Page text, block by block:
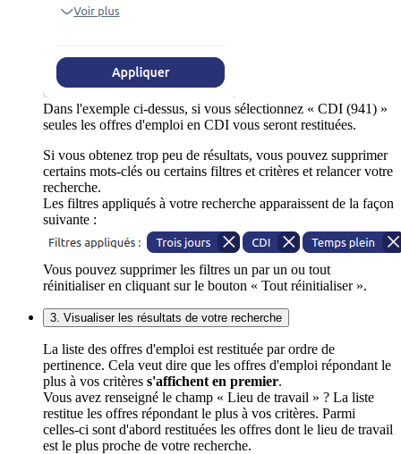
Dans l'exemple ci-dessus, si vous sélectionnez « CDI (941) »
seules les offres d'emploi en CDI vous seront restituées.
Si vous obtenez trop peu de résultats, vous pouvez supprimer
certains mots-clés ou certains filtres et critères et relancer votre
recherche.
Les filtres appliqués à votre recherche apparaissent de la façon
suivante :
Vous pouvez supprimer les filtres un par un ou tout
réinitialiser en cliquant sur le bouton « Tout réinitialiser ».
3. Visualiser les résultats de votre recherche
La liste des offres d'emploi est restituée par ordre de
pertinence. Cela veut dire que les offres d'emploi répondant le
plus à vos critères s'affichent en premier.
Vous avez renseigné le champ « Lieu de travail » ? La liste
restitue les offres répondant le plus à vos critères. Parmi
celles-ci sont d'abord restituées les offres dont le lieu de travail
est le plus proche de votre recherche.